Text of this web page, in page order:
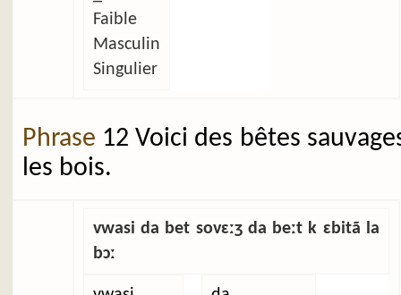
Faible
Masculin
Singulier
Phrase 12 Voici des bêtes
les bois.
vwasi da bet sovɛːʒ da beːt k ɛbitã la
bɔː